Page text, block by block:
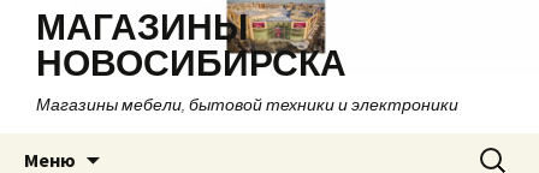
МАГАЗИНЫ
НОВОСИБИРСКА
Магазины мебели, бытовой техники и электроники
Меню
Найти: